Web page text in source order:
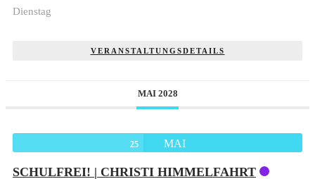
Dienstag
VERANSTALTUNGSDETAILS
MAI 2028
25 MAI
SCHULFREI! | CHRISTI HIMMELFAHRT